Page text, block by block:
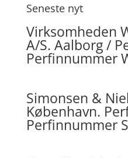
Seneste nyt
Virksomheden
A/S. Aalborg /
Perfinnummer
Simonsen &
København.
Perfinnummer